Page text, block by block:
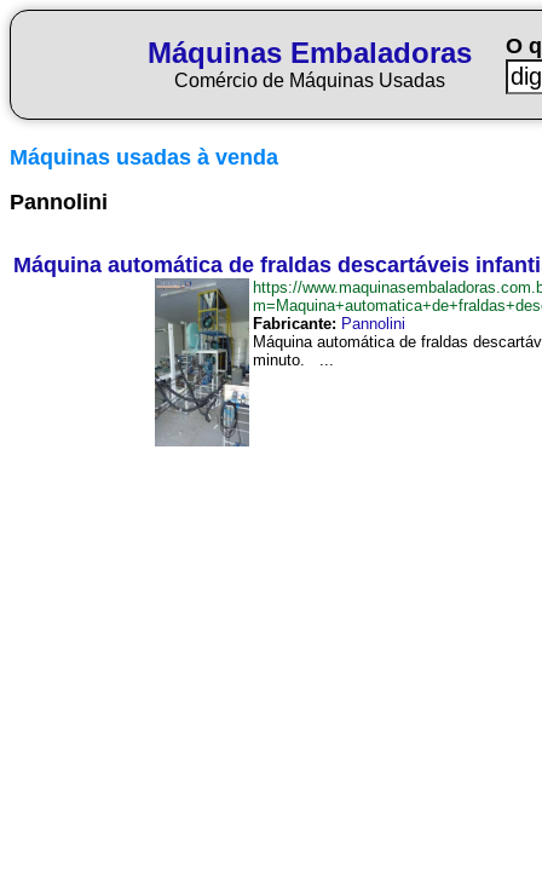
Máquinas Embaladoras
Comércio de Máquinas Usadas
O
Máquinas usadas à venda
Pannolini
Máquina automática de fraldas descartáveis
https://
Fabricante: Pannolini
Máquina automática de fraldas
minuto. ...